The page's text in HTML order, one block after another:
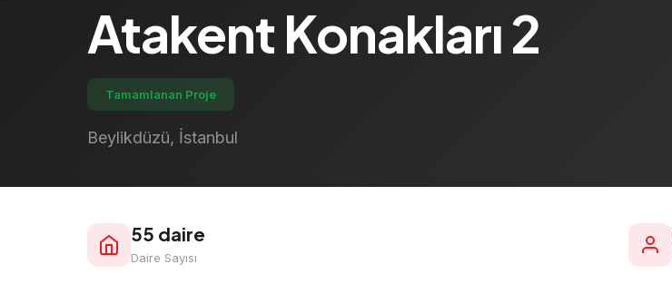
Atakent Konakları 2
Tamamlanan Proje
Beylikdüzü, İstanbul
55 daire
Daire Sayısı